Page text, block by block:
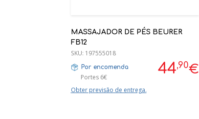
MASSAJADOR DE PÉS BEURER
FB12
44,90€
SKU: 197555018
Por encomenda
Portes 6€
Obter previsão de entrega.